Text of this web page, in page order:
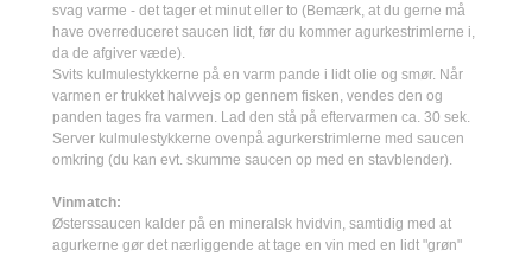
svag varme - det tager et minut eller to (Bemærk, at du gerne må
have overreduceret saucen lidt, før du kommer agurkestrimlerne i,
da de afgiver væde).
Svits kulmulestykkerne på en varm pande i lidt olie og smør. Når
varmen er trukket halvvejs op gennem fisken, vendes den og
panden tages fra varmen. Lad den stå på eftervarmen ca. 30 sek.
Server kulmulestykkerne ovenpå agurkerstrimlerne med saucen
omkring (du kan evt. skumme saucen op med en stavblender).
Vinmatch:
Østerssaucen kalder på en mineralsk hvidvin, samtidig med at
agurkerne gør det nærliggende at tage en vin med en lidt "grøn"